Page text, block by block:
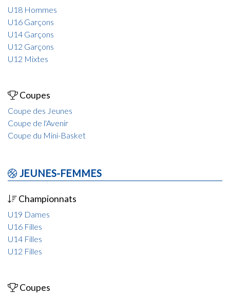
U18 Hommes
U16 Garçons
U14 Garçons
U12 Garçons
U12 Mixtes
Coupes
Coupe des Jeunes
Coupe de l'Avenir
Coupe du Mini-Basket
JEUNES-FEMMES
Championnats
U19 Dames
U16 Filles
U14 Filles
U12 Filles
Coupes